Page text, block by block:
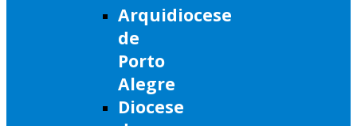
Arquidiocese
de
Porto
Alegre
Diocese